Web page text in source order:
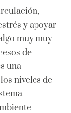
y apoyar
muy muy
de
una
niveles de